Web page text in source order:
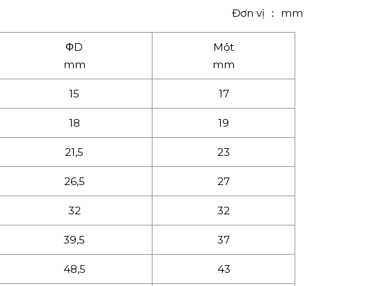
Đơn vị ： mm
ΦD
mm
Một
mm
15 17
18 19
21,5 23
26,5 27
32 32
39,5 37
48,5 43